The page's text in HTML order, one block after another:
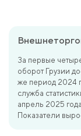
За первые
оборот Грузии
же период 2024
служба
апрель 2025
Показатели